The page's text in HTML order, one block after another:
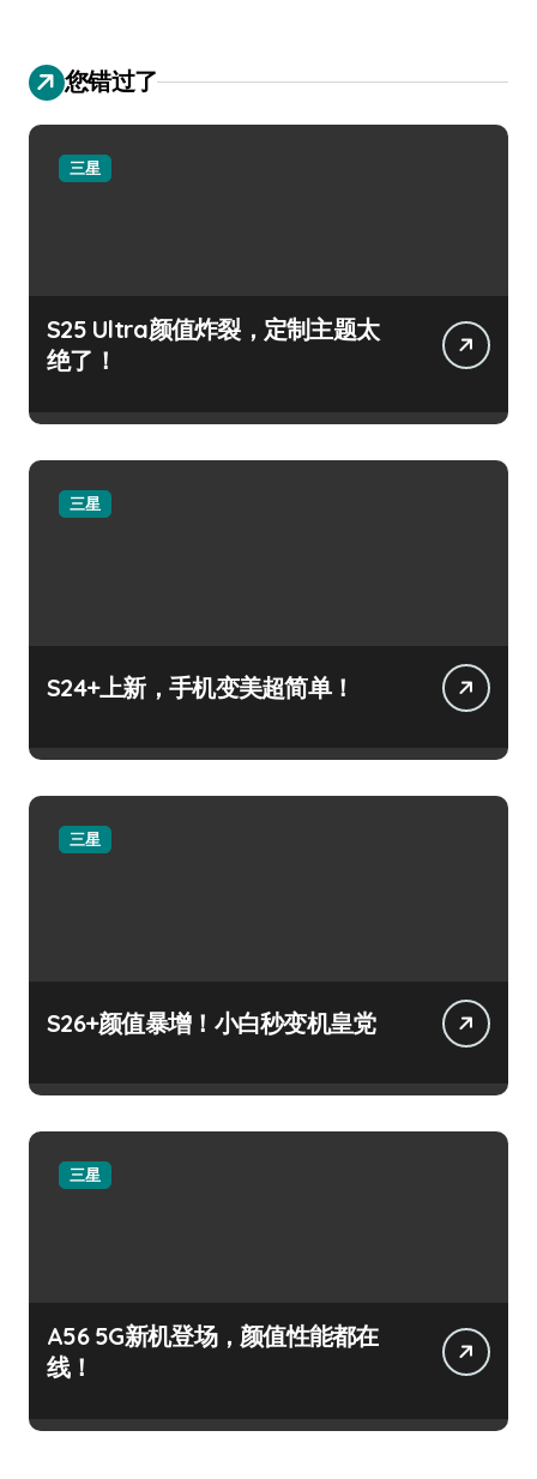
您错过了
三星
S25 Ultra颜值炸裂，定制主题太
绝了！
三星
S24+上新，手机变美超简单！
三星
S26+颜值暴增！小白秒变机皇党
三星
A56 5G新机登场，颜值性能都在
线！